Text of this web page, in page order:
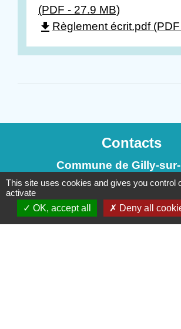
(PDF - 27.9 MB)
file_download Règlement écrit.pdf
Contacts
Commune de Gilly-
1, place de la
73200 Gilly-sur-Isère -
This site uses cookies and gives you control
activate
OK, accept all
Deny all